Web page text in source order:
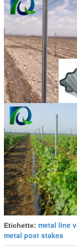
Etichette: metal line
metal post stakes